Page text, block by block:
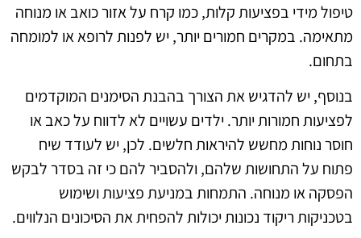
טיפול מידי בפציעות קלות, כמו קרח על אזור כואב או מנוחה
מתאימה. במקרים חמורים יותר, יש לפנות לרופא או למומחה
בתחום.
בנוסף, יש להדגיש את הצורך בהבנת הסימנים המוקדמים
לפציעות חמורות יותר. ילדים עשויים לא לדווח על כאב או
חוסר נוחות מחשש להיראות חלשים. לכן, יש לעודד שיח
פתוח על התחושות שלהם, ולהסביר להם כי זה בסדר לבקש
הפסקה או מנוחה. התמחות במניעת פציעות ושימוש
בטכניקות ריקוד נכונות יכולות להפחית את הסיכונים הנלווים.